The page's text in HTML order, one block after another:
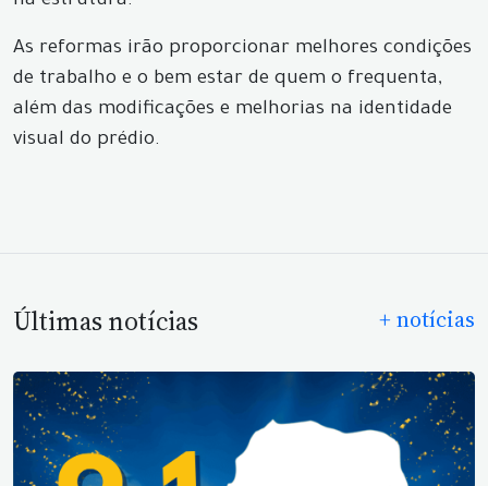
As reformas irão proporcionar melhores condições
de trabalho e o bem estar de quem o frequenta,
além das modificações e melhorias na identidade
visual do prédio.
Últimas notícias + notícias